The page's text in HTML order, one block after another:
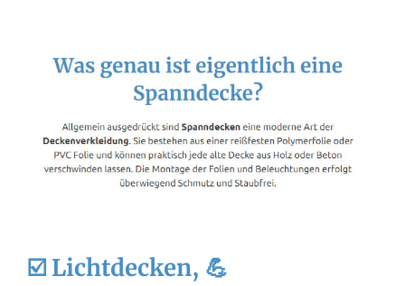
☑️ Lichtdecken, 💪